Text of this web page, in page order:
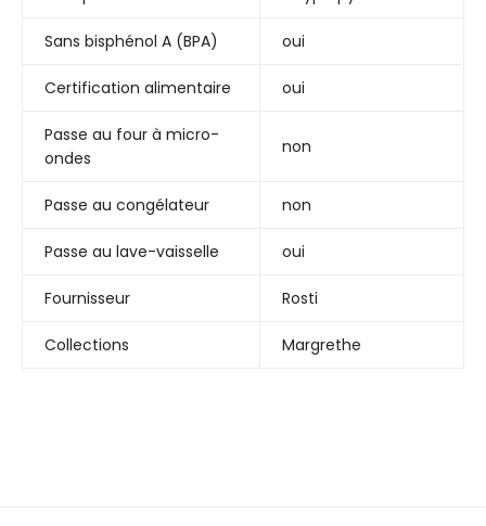
Sans bisphénol A (BPA) oui
Certification alimentaire oui
Passe au four à micro-
ondes
non
Passe au congélateur non
Passe au lave-vaisselle oui
Fournisseur Rosti
Collections Margrethe